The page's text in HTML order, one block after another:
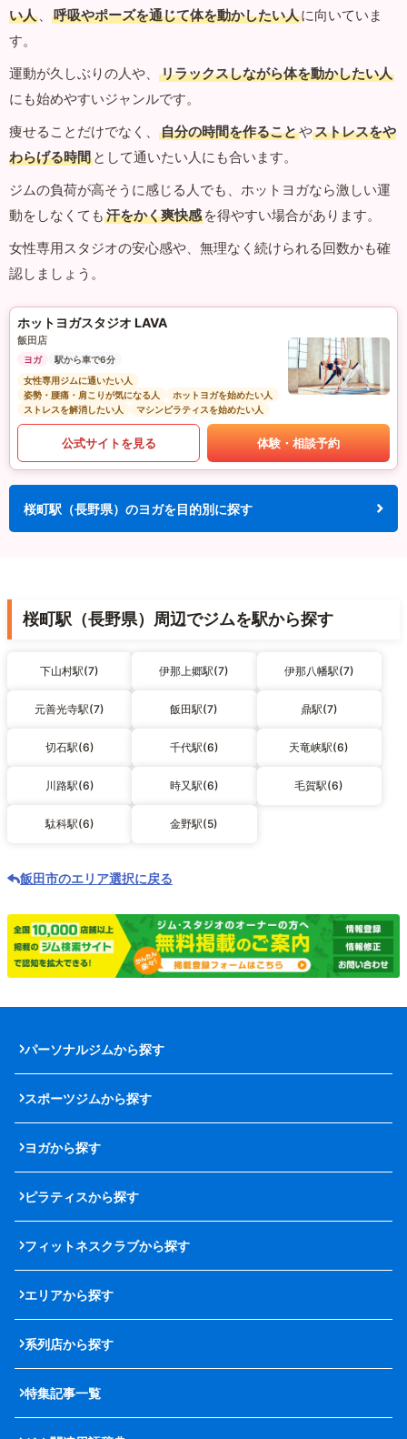
い人 、 呼吸やポーズを通じて体を動かしたい人に向いていま
す。
運動が久しぶりの人や、
リラックスしながら体を動かしたい人
にも始めやすいジャンルです。
痩せることだけでなく、
自分の時間を作ることやストレスをや
わらげる時間 として通いたい人にも合います。
ジムの負荷が高そうに感じる人でも、ホットヨガなら激しい運
動をしなくても 汗をかく爽快感 を得やすい場合があります。
女性専用スタジオの安心感や、無理なく続けられる回数かも確
認しましょう。
ホットヨガスタジオ LAVA
飯田店
ヨガ
駅から車で6分
女性専用ジムに通いたい人
姿勢・腰痛・肩こりが気になる人
ホットヨガを始めたい人
ストレスを解消したい人
マシンピラティスを始めたい人
公式サイトを見る 体験・相談予約
桜町駅（長野県）のヨガを目的別に探す
桜町駅（長野県）周辺でジムを駅から探す
下山村駅(7) 伊那上郷駅(7) 伊那八幡駅(7)
元善光寺駅(7) 飯田駅(7) 鼎駅(7)
切石駅(6) 千代駅(6) 天竜峡駅(6)
川路駅(6) 時又駅(6) 毛賀駅(6)
駄科駅(6) 金野駅(5)
飯田市のエリア選択に戻る
パーソナルジムから探す
スポーツジムから探す
ヨガから探す
ピラティスから探す
フィットネスクラブから探す
エリアから探す
系列店から探す
特集記事一覧